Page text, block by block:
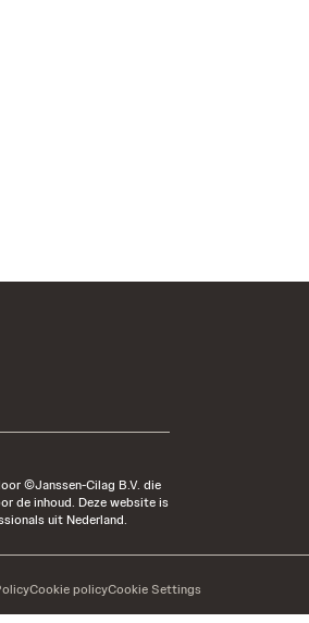
©Janssen-Cilag B.V. die
de inhoud. Deze website is
uit Nederland.
Cookie policyCookie Settings